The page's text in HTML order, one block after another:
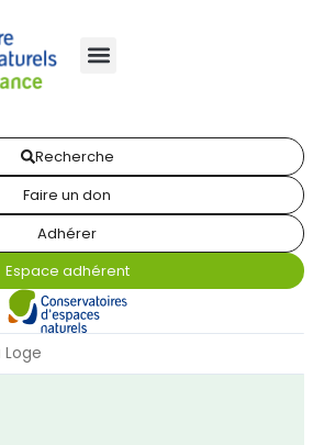
Recherche
Faire un don
Adhérer
Espace adhérent